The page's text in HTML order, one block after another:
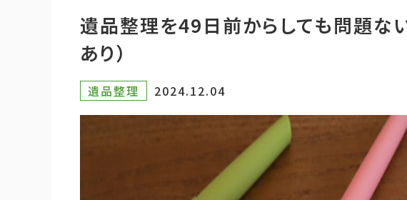
遺品整理を49日前からしても問題な
あり）
遺品整理 2024.12.04